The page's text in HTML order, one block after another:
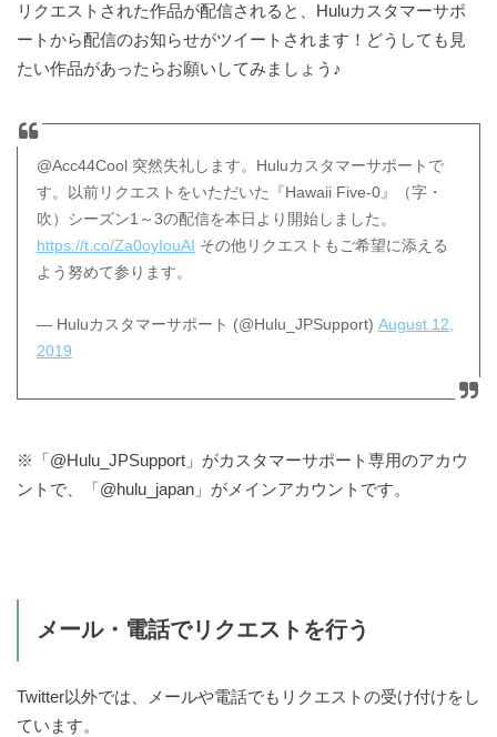
リクエストされた作品が配信されると、Huluカスタマーサポ
ートから配信のお知らせがツイートされます！どうしても見
たい作品があったらお願いしてみましょう♪
@Acc44Cool 突然失礼します。Huluカスタマーサポートで
す。以前リクエストをいただいた『Hawaii Five-0』（字・
吹）シーズン1～3の配信を本日より開始しました。
https://t.co/Za0oyIouAI その他リクエストもご希望に添える
よう努めて参ります。
— Huluカスタマーサポート (@Hulu_JPSupport) August 12,
2019
※「@Hulu_JPSupport」がカスタマーサポート専用のアカウ
ントで、「@hulu_japan」がメインアカウントです。
メール・電話でリクエストを行う
Twitter以外では、メールや電話でもリクエストの受け付けをし
ています。